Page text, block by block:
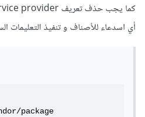
أي اسدعاء للأصناف و تنفيذ التعليمات
package